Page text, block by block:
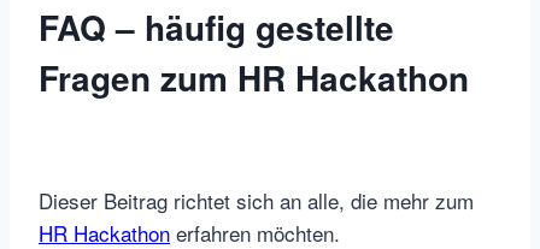
FAQ – häufig gestellte
Fragen zum HR Hackathon
Dieser Beitrag richtet sich an alle, die mehr zum
HR Hackathon erfahren möchten.